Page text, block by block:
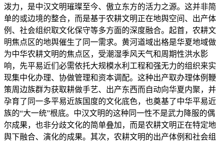
泼力，是中汉文明璀璨至今、傲立东方的活力之源。这并非简
单的或边境的整合，而是基于农耕文明正在地舆空间、出产体
例、社会组织取文化保守等多方面的深度融合。起首，农耕文
明焦点区的地舆催生了同一需求。黄河道域出格是华夏地域做
为中华农耕文明的焦点区，受潮湿季风天气和周期性洪水影
响，先平易近们必需依托大规模水利工程和强无力的组织来实
现集中化办理、协做管理和资本调配。这种出产取办理体例鞭
策周边族群为获取耕做手艺、出产东西而自动向华夏内聚，并
孕育了同一多平易近族国度的文化底色，也奠基了中华平易近
族的“大一统”根底。中汉文明的这种同一性不是武力降服的偶
尔成果，也非分歧文化的简单叠加，而是农耕文明正在特定地
舆下融合、演化的成果。其次，农耕文明的出产体例和社会组